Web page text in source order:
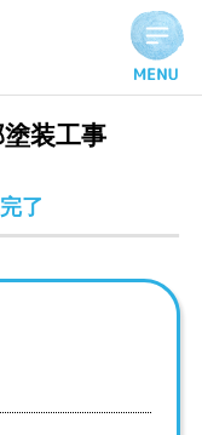
実績
装工事
了